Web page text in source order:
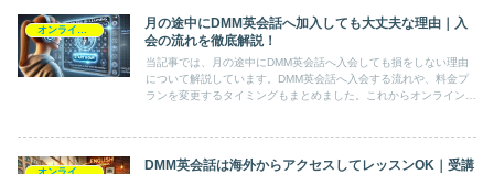
月の途中にDMM英会話へ加入しても大丈夫な理由｜入
会の流れを徹底解説！
当記事では、月の途中にDMM英会話へ入会しても損をしない理由
について解説しています。DMM英会話へ入会する流れや、料金プ
ランを変更するタイミングもまとめました。これからオンライン英
DMM英会話は海外からアクセスしてレッスンOK｜受講